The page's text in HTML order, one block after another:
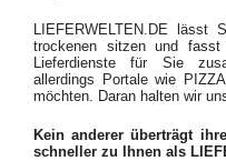
LIEFERWELTEN.DE lässt
trockenen sitzen und fasst
Lieferdienste für Sie
allerdings Portale wie
möchten. Daran halten wir
Kein anderer überträgt
schneller zu Ihnen als